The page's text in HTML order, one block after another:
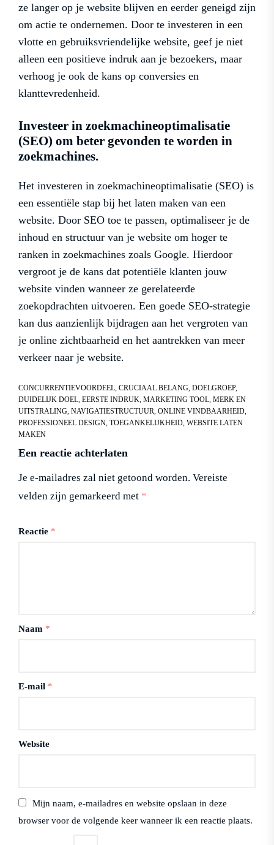
ze langer op je website blijven en eerder geneigd zijn
om actie te ondernemen. Door te investeren in een
vlotte en gebruiksvriendelijke website, geef je niet
alleen een positieve indruk aan je bezoekers, maar
verhoog je ook de kans op conversies en
klanttevredenheid.
Investeer in zoekmachineoptimalisatie
(SEO) om beter gevonden te worden in
zoekmachines.
Het investeren in zoekmachineoptimalisatie (SEO) is
een essentiële stap bij het laten maken van een
website. Door SEO toe te passen, optimaliseer je de
inhoud en structuur van je website om hoger te
ranken in zoekmachines zoals Google. Hierdoor
vergroot je de kans dat potentiële klanten jouw
website vinden wanneer ze gerelateerde
zoekopdrachten uitvoeren. Een goede SEO-strategie
kan dus aanzienlijk bijdragen aan het vergroten van
je online zichtbaarheid en het aantrekken van meer
verkeer naar je website.
CONCURRENTIEVOORDEEL CRUCIAAL BELANG DOELGROEP,
DUIDELIJK DOEL EERSTE INDRUK MARKETING TOOL MERK EN
UITSTRALING NAVIGATIESTRUCTUUR ONLINE VINDBAARHEID
PROFESSIONEEL DESIGN TOEGANKELIJKHEID WEBSITE LATEN
MAKEN
Een reactie achterlaten
Je e-mailadres zal niet getoond worden. Vereiste
velden zijn gemarkeerd met *
Reactie *
Naam *
E-mail *
Website
Mijn naam, e-mailadres en website opslaan in deze
browser voor de volgende keer wanneer ik een reactie plaats.